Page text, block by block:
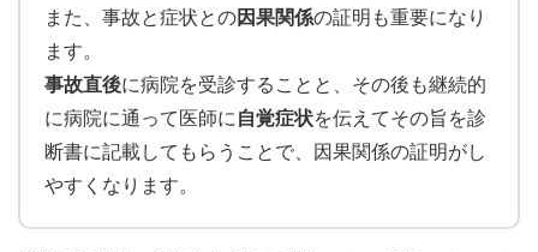
また、事故と症状との因果関係の証明も重要になり
ます。
事故直後に病院を受診することと、その後も継続的
に病院に通って医師に 自覚症状を伝えてその旨を診
断書に記載してもらうことで、因果関係の証明がし
やすくなります。